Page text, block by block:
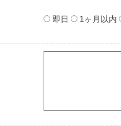
即⽇ 1ヶ⽉以内